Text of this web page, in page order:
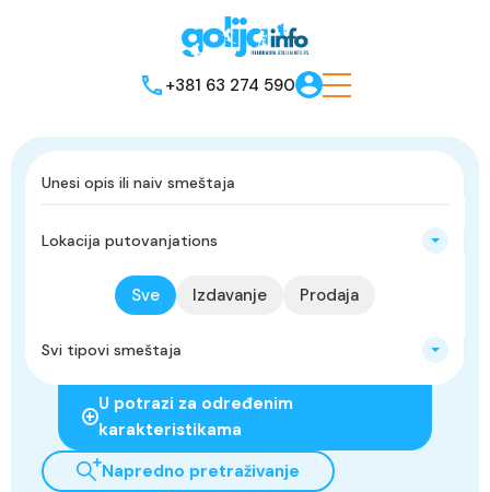
+381 63 274 590
Lokacija putovanjations
Sve Izdavanje Prodaja
Svi tipovi smeštaja
U potrazi za određenim
karakteristikama
Napredno pretraživanje